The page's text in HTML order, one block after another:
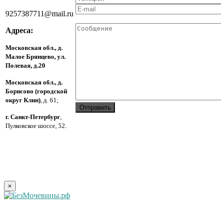
9257387711@mail.ru
Адреса:
Московская обл., д.
Малое Брянцево, ул.
Полевая, д.20
Московская обл., д.
Борисово (городской
округ Клин) , д. 61;
г. Санкт-Петербург
Пулковское шоссе, 52.
×